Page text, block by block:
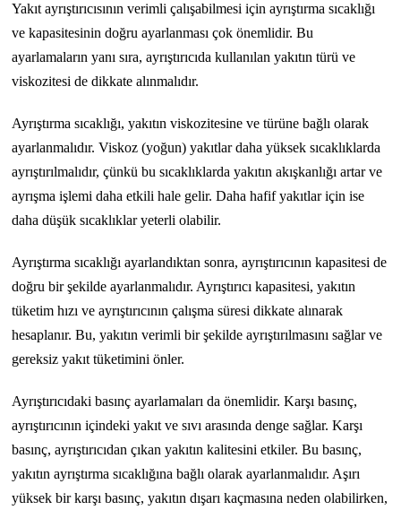
Yakıt ayrıştırıcısının verimli çalışabilmesi için ayrıştırma sıcaklığı
ve kapasitesinin doğru ayarlanması çok önemlidir. Bu
ayarlamaların yanı sıra, ayrıştırıcıda kullanılan yakıtın türü ve
viskozitesi de dikkate alınmalıdır.
Ayrıştırma sıcaklığı, yakıtın viskozitesine ve türüne bağlı olarak
ayarlanmalıdır. Viskoz (yoğun) yakıtlar daha yüksek sıcaklıklarda
ayrıştırılmalıdır, çünkü bu sıcaklıklarda yakıtın akışkanlığı artar ve
ayrışma işlemi daha etkili hale gelir. Daha hafif yakıtlar için ise
daha düşük sıcaklıklar yeterli olabilir.
Ayrıştırma sıcaklığı ayarlandıktan sonra, ayrıştırıcının kapasitesi de
doğru bir şekilde ayarlanmalıdır. Ayrıştırıcı kapasitesi, yakıtın
tüketim hızı ve ayrıştırıcının çalışma süresi dikkate alınarak
hesaplanır. Bu, yakıtın verimli bir şekilde ayrıştırılmasını sağlar ve
gereksiz yakıt tüketimini önler.
Ayrıştırıcıdaki basınç ayarlamaları da önemlidir. Karşı basınç,
ayrıştırıcının içindeki yakıt ve sıvı arasında denge sağlar. Karşı
basınç, ayrıştırıcıdan çıkan yakıtın kalitesini etkiler. Bu basınç,
yakıtın ayrıştırma sıcaklığına bağlı olarak ayarlanmalıdır. Aşırı
yüksek bir karşı basınç, yakıtın dışarı kaçmasına neden olabilirken,